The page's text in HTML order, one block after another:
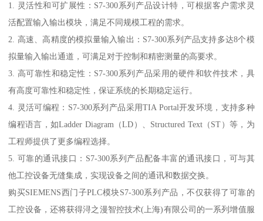
1. 灵活性和可扩展性：S7-300系列产品设计特，可根据客户需求灵
活配置输入输出模块，满足不同规模工程的需求。
2. 高速、高精度的模拟量输入输出：S7-300系列产品支持多达8个模
拟量输入输出通道，可满足对于控制和精密测量的高要求。
3. 高可靠性和稳定性：S7-300系列产品采用的硬件和软件技术，具
有高度可靠性和稳定性，保证系统的长期稳定运行。
4. 灵活可编程：S7-300系列产品采用TIA Portal开发环境，支持多种
编程语言，如Ladder Diagram（LD）、Structured Text（ST）等，为
工程师提供了更多编程选择。
5. 可靠的通讯接口：S7-300系列产品配备丰富的通讯接口，可与其
他工控设备无缝集成，实现设备之间的通讯和数据交换。
购买SIEMENS西门子PLC模块S7-300系列产品，不仅获得了可靠的
工控设备，还将获得浔之漫智控技术(上海)有限公司的一系列增值服